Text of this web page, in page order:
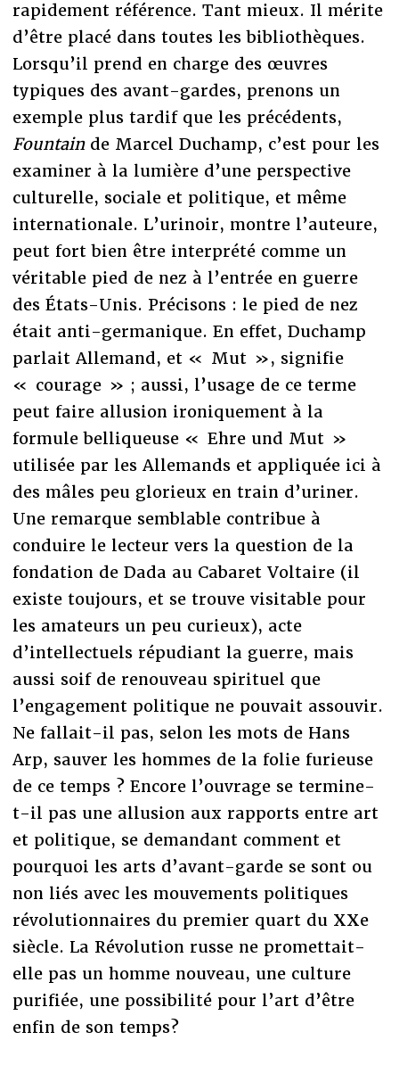
rapidement référence. Tant mieux. Il mérite
d’être placé dans toutes les bibliothèques.
Lorsqu’il prend en charge des œuvres
typiques des avant-gardes, prenons un
exemple plus tardif que les précédents,
Fountainde Marcel Duchamp, c’est pour les
examiner à la lumière d’une perspective
culturelle, sociale et politique, et même
internationale. L’urinoir, montre l’auteure,
peut fort bien être interprété comme un
véritable pied de nez à l’entrée en guerre
des États-Unis. Précisons : le pied de nez
était anti-germanique. En effet, Duchamp
parlait Allemand, et « Mut », signifie
« courage » ; aussi, l’usage de ce terme
peut faire allusion ironiquement à la
formule belliqueuse « Ehre und Mut »
utilisée par les Allemands et appliquée ici à
des mâles peu glorieux en train d’uriner.
Une remarque semblable contribue à
conduire le lecteur vers la question de la
fondation de Dada au Cabaret Voltaire (il
existe toujours, et se trouve visitable pour
les amateurs un peu curieux), acte
d’intellectuels répudiant la guerre, mais
aussi soif de renouveau spirituel que
l’engagement politique ne pouvait assouvir.
Ne fallait-il pas, selon les mots de Hans
Arp, sauver les hommes de la folie furieuse
de ce temps ? Encore l’ouvrage se termine-
t-il pas une allusion aux rapports entre art
et politique, se demandant comment et
pourquoi les arts d’avant-garde se sont ou
non liés avec les mouvements politiques
révolutionnaires du premier quart du XXe
siècle. La Révolution russe ne promettait-
elle pas un homme nouveau, une culture
purifiée, une possibilité pour l’art d’être
enfin de son temps?